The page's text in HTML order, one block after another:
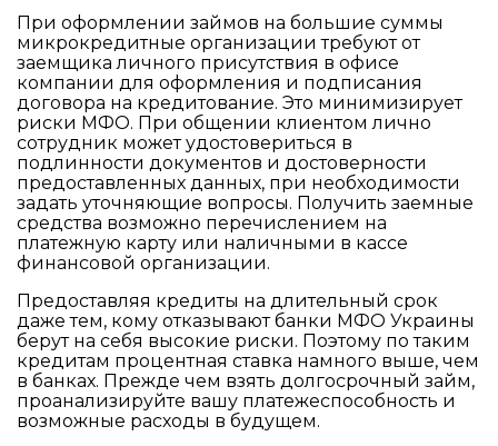
При оформлении займов на большие суммы
микрокредитные организации требуют от
заемщика личного присутствия в офисе
компании для оформления и подписания
договора на кредитование. Это минимизирует
риски МФО. При общении клиентом лично
сотрудник может удостовериться в
подлинности документов и достоверности
предоставленных данных, при необходимости
задать уточняющие вопросы. Получить заемные
средства возможно перечислением на
платежную карту или наличными в кассе
финансовой организации.
Предоставляя кредиты на длительный срок
даже тем, кому отказывают банки МФО Украины
берут на себя высокие риски. Поэтому по таким
кредитам процентная ставка намного выше, чем
в банках. Прежде чем взять долгосрочный займ,
проанализируйте вашу платежеспособность и
возможные расходы в будущем.